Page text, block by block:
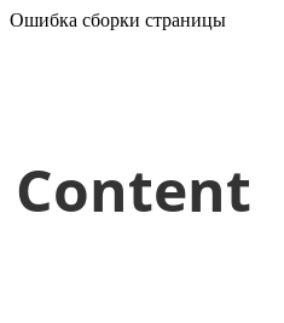
Ошибка сборки страницы
Content